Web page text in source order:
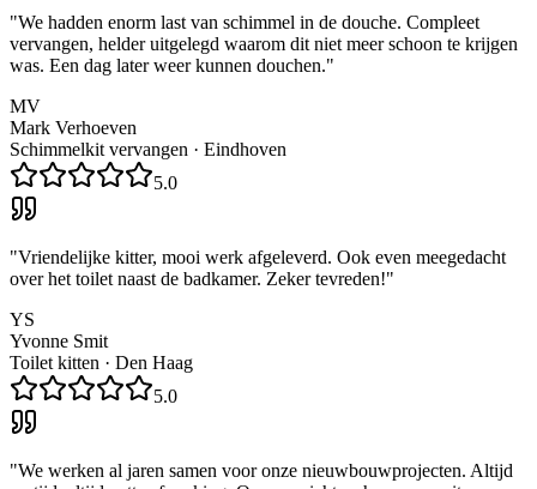
"We hadden enorm last van schimmel in de douche. Compleet
vervangen, helder uitgelegd waarom dit niet meer schoon te krijgen
was. Een dag later weer kunnen douchen."
MV
Mark Verhoeven
Schimmelkit vervangen · Eindhoven
5.0
"Vriendelijke kitter, mooi werk afgeleverd. Ook even meegedacht
over het toilet naast de badkamer. Zeker tevreden!"
YS
Yvonne Smit
Toilet kitten · Den Haag
5.0
"We werken al jaren samen voor onze nieuwbouwprojecten. Altijd